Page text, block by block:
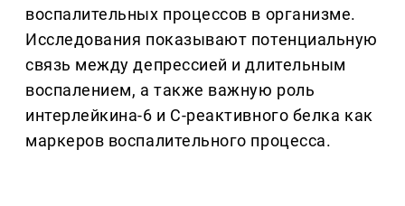
воспалительных процессов в организме.
Исследования показывают потенциальную
связь между депрессией и длительным
воспалением, а также важную роль
интерлейкина-6 и С-реактивного белка как
маркеров воспалительного процесса.